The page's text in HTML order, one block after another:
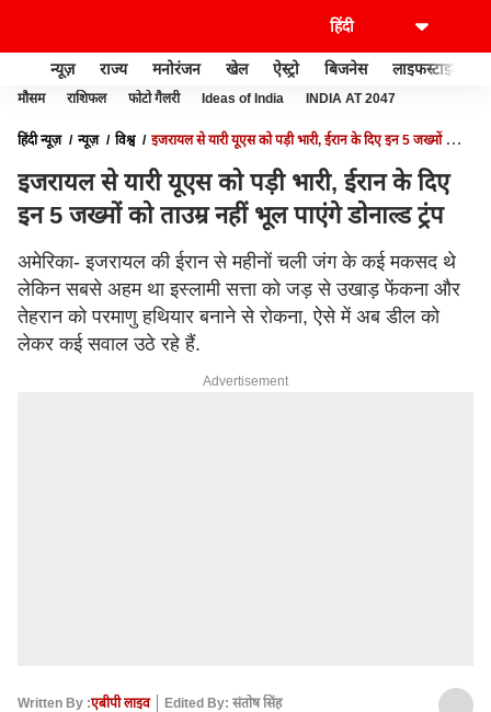
न्यूज़ राज्य मनोरंजन खेल ऐस्ट्रो बिजनेस लाइफस्टाइल
मौसम राशिफल फोटो गैलरी Ideas of India INDIA AT 2047
हिंदी न्यूज़ न्यूज़ विश्व
इजरायल से यारी यूएस को पड़ी भारी, ईरान के दिए इन 5 जख्मों को
इजरायल से यारी यूएस को पड़ी भारी, ईरान के दिए
इन 5 जख्मों को ताउम्र नहीं भूल पाएंगे डोनाल्ड ट्रंप
अमेरिका- इजरायल की ईरान से महीनों चली जंग के कई मकसद थे
लेकिन सबसे अहम था इस्लामी सत्ता को जड़ से उखाड़ फेंकना और
तेहरान को परमाणु हथियार बनाने से रोकना, ऐसे में अब डील को
लेकर कई सवाल उठे रहे हैं.
Advertisement
Written By :एबीपी लाइव
Edited By: संतोष सिंह